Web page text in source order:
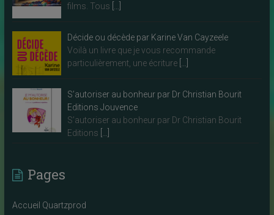
films. Tous
Décide ou décède par Karine Van Cayzeele
Voilà un livre que je vous recommande
particulièrement, une écriture
S’autoriser au bonheur par Dr Christian Bourit
Editions Jouvence
S’autoriser au bonheur par Dr Christian Bourit
Editions
Pages
Accueil Quartzprod